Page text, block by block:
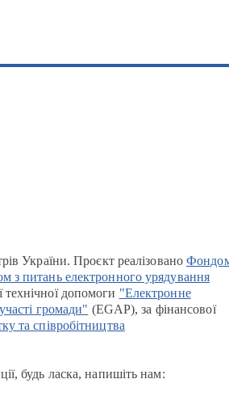
України. Проєкт реалізовано
з питань електронного урядування
допомоги "Електронне
громади" (EGAP), за фінансової
та співробітництва
будь ласка, напишіть нам: